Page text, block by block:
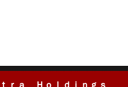
ｒａ Ｈｏｌｄｉｎｇｓ